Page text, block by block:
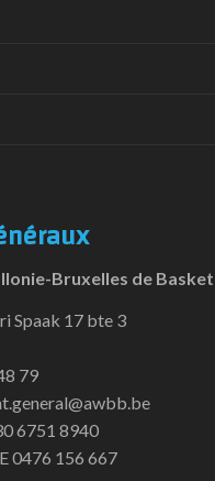
Bruxelles de
Spaak 17 bte 3
79
6751 8940
0476 156 667